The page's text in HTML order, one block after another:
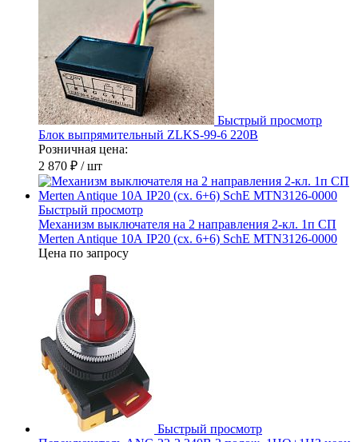
Быстрый просмотр
Блок выпрямительный ZLKS-99-6 220В
Розничная цена:
2 870 ₽ / шт
Быстрый просмотр
Механизм выключателя на 2 направления 2-кл. 1п СП
Merten Antique 10А IP20 (сх. 6+6) SchE MTN3126-0000
Цена по запросу
Быстрый просмотр